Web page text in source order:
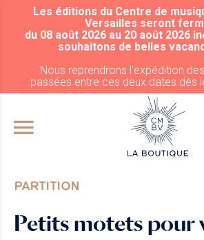
ALLER AU CONTENU
Les éditions du Centre de
Versailles seront
du 08 août 2026 au 20 août 2026
souhaitons de belles
Nous reprendrons l'expédition
passées entre ces deux dates dès
PARTITION
Petits motets pour